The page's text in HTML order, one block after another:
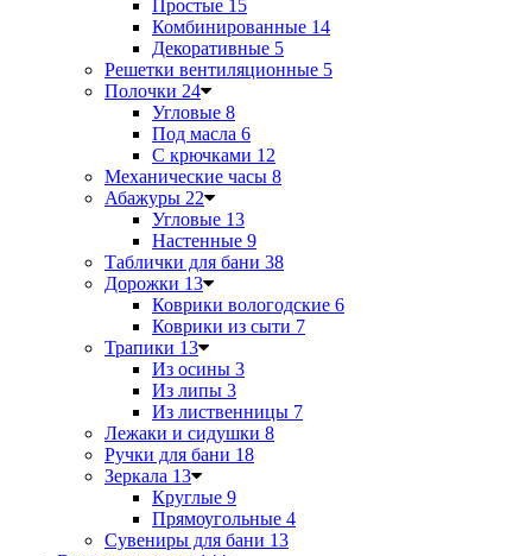
Простые 15
Комбинированные 14
Декоративные 5
Решетки вентиляционные 5
Полочки 24
Угловые 8
Под масла 6
С крючками 12
Механические часы 8
Абажуры 22
Угловые 13
Настенные 9
Таблички для бани 38
Дорожки 13
Коврики вологодские 6
Коврики из сыти 7
Трапики 13
Из осины 3
Из липы 3
Из лиственницы 7
Лежаки и сидушки 8
Ручки для бани 18
Зеркала 13
Круглые 9
Прямоугольные 4
Сувениры для бани 13